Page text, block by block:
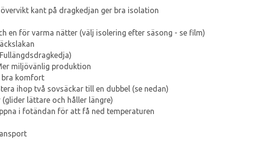
kant på dragkedjan ger bra isolation
en för varma nätter (välj isolering efter säsong - se film)
miljövänlig produktion
bra komfort
ihop två sovsäckar till en dubbel (se nedan)
lättare och håller längre)
i fotändan för att få ned temperaturen